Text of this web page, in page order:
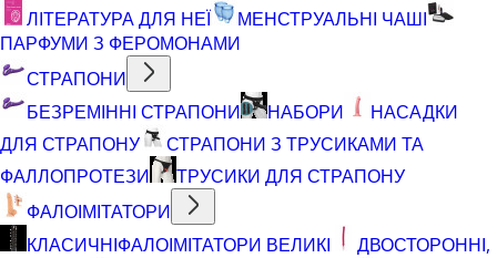
ЛІТЕРАТУРА ДЛЯ НЕЇ
МЕНСТРУАЛЬНІ ЧАШІ
ПАРФУМИ З ФЕРОМОНАМИ
СТРАПОНИ
БЕЗРЕМІННІ СТРАПОНИ
НАБОРИ
НАСАДКИ
ДЛЯ СТРАПОНУ
СТРАПОНИ З ТРУСИКАМИ ТА
ФАЛЛОПРОТЕЗИ
ТРУСИКИ ДЛЯ СТРАПОНУ
ФАЛОІМІТАТОРИ
КЛАСИЧНІФАЛОІМІТАТОРИ ВЕЛИКІ
ДВОСТОРОННІ,